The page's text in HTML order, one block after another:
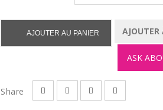
AJOUTER AU PANIER AJOUTER
ASK
Share